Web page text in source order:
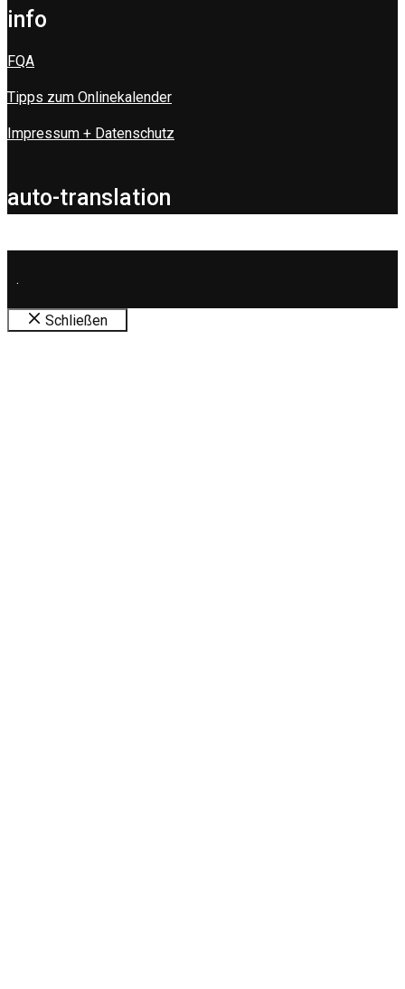
info
FQA
Tipps zum Onlinekalender
Impressum + Datenschutz
auto-translation
.
Schließen